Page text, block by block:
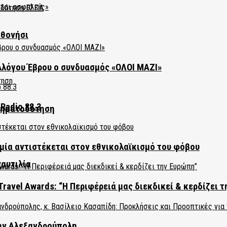
Έβρου ο συνδυασμός «ΟΛΟΙ ΜΑΖΙ»
88.3
αντιστέκεται στον εθνικολαϊκισμό του φόβου
Awards: “Η Περιφέρειά μας διεκδικεί & κερδίζει